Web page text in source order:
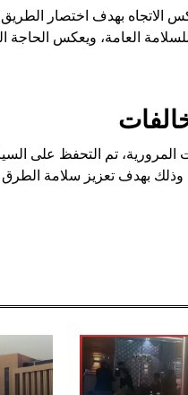
الاتجاه بهدف اختصار
العامة، ويعكس الحاجة
المرورية، تم التحفظ على
وذلك بهدف تعزيز سلامة